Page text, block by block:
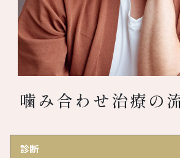
噛み合わせ治療の
診断